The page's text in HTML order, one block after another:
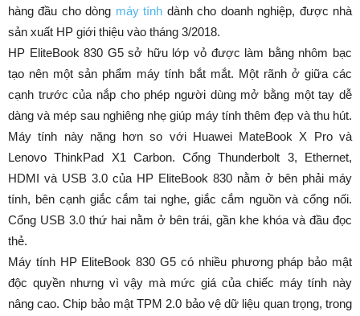
hàng đầu cho dòng máy tính dành cho doanh nghiệp, được nhà
sản xuất HP giới thiệu vào tháng 3/2018.
HP EliteBook 830 G5 sở hữu lớp vỏ được làm bằng nhôm bạc
tạo nên một sản phẩm máy tính bắt mắt. Một rãnh ở giữa các
cạnh trước của nắp cho phép người dùng mở bằng một tay dễ
dàng và mép sau nghiêng nhẹ giúp máy tính thêm đẹp và thu hút.
Máy tính này nặng hơn so với Huawei MateBook X Pro và
Lenovo ThinkPad X1 Carbon. Cổng Thunderbolt 3, Ethernet,
HDMI và USB 3.0 của HP EliteBook 830 nằm ở bên phải máy
tính, bên cạnh giắc cắm tai nghe, giắc cắm nguồn và cổng nối.
Cổng USB 3.0 thứ hai nằm ở bên trái, gần khe khóa và đầu đọc
thẻ.
Máy tính HP EliteBook 830 G5 có nhiều phương pháp bảo mật
độc quyền nhưng vì vậy mà mức giá của chiếc máy tính này
nâng cao. Chip bảo mật TPM 2.0 bảo vệ dữ liệu quan trọng, trong